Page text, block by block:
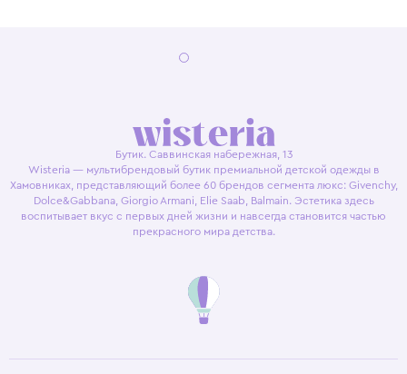
Бутик. Саввинская набережная, 13
Wisteria — мультибрендовый бутик премиальной детской одежды в
Хамовниках, представляющий более 60 брендов сегмента люкс: Givenchy,
Dolce&Gabbana, Giorgio Armani, Elie Saab, Balmain. Эстетика здесь
воспитывает вкус с первых дней жизни и навсегда становится частью
прекрасного мира детства.